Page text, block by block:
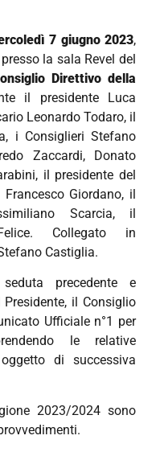
7 giugno 2023,
la sala Revel del
Direttivo della
il presidente Luca
Leonardo Todaro, il
i Consiglieri Stefano
Zaccardi, Donato
il presidente del
Giordano, il
Scarcia, il
Collegato in
Castiglia.
precedente e
il Consiglio
Ufficiale n°1 per
le relative
di successiva
2023/2024 sono